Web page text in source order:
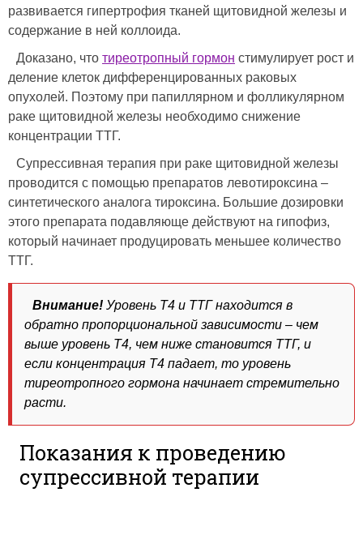
развивается гипертрофия тканей щитовидной железы и
содержание в ней коллоида.
Доказано, что тиреотропный гормон стимулирует рост и
деление клеток дифференцированных раковых
опухолей. Поэтому при папиллярном и фолликулярном
раке щитовидной железы необходимо снижение
концентрации ТТГ.
Супрессивная терапия при раке щитовидной железы
проводится с помощью препаратов левотироксина –
синтетического аналога тироксина. Большие дозировки
этого препарата подавляюще действуют на гипофиз,
который начинает продуцировать меньшее количество
ТТГ.
Внимание! Уровень Т4 и ТТГ находится в
обратно пропорциональной зависимости – чем
выше уровень Т4, чем ниже становится ТТГ, и
если концентрация Т4 падает, то уровень
тиреотропного гормона начинает стремительно
расти.
Показания к проведению
супрессивной терапии